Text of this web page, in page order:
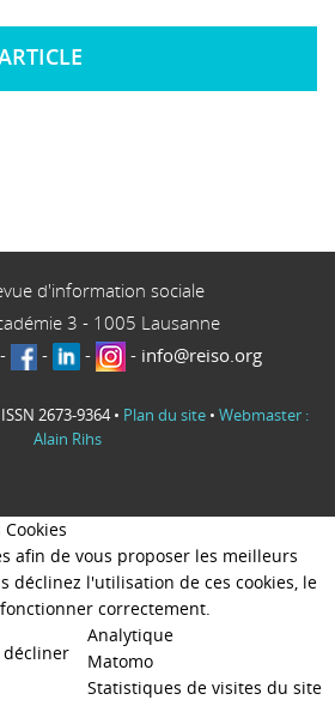
d'information sociale
3 - 1005 Lausanne
- - - - info@reiso.org
2673-9364 • Plan du site • Webmaster :
Alain Rihs
afin de vous proposer les meilleurs
déclinez l'utilisation de ces cookies, le
correctement.
décliner
Analytique
Matomo
Statistiques de visites du site